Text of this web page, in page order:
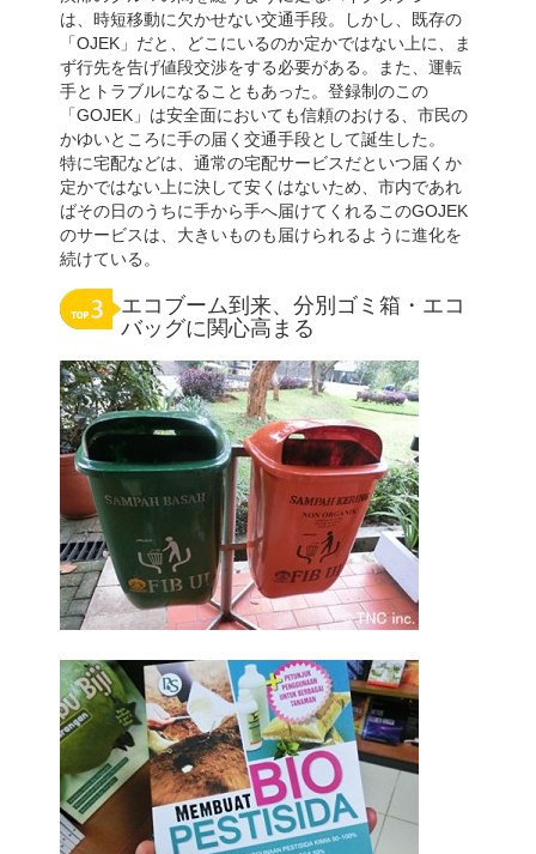
は、時短移動に欠かせない交通手段。しかし、既存の
「OJEK」だと、どこにいるのか定かではない上に、ま
ず行先を告げ値段交渉をする必要がある。また、運転
手とトラブルになることもあった。登録制のこの
「GOJEK」は安全面においても信頼のおける、市民の
かゆいところに手の届く交通手段として誕生した。
特に宅配などは、通常の宅配サービスだといつ届くか
定かではない上に決して安くはないため、市内であれ
ばその日のうちに手から手へ届けてくれるこのGOJEK
のサービスは、大きいものも届けられるように進化を
続けている。
エコブーム到来、分別ゴミ箱・エコ
バッグに関心高まる